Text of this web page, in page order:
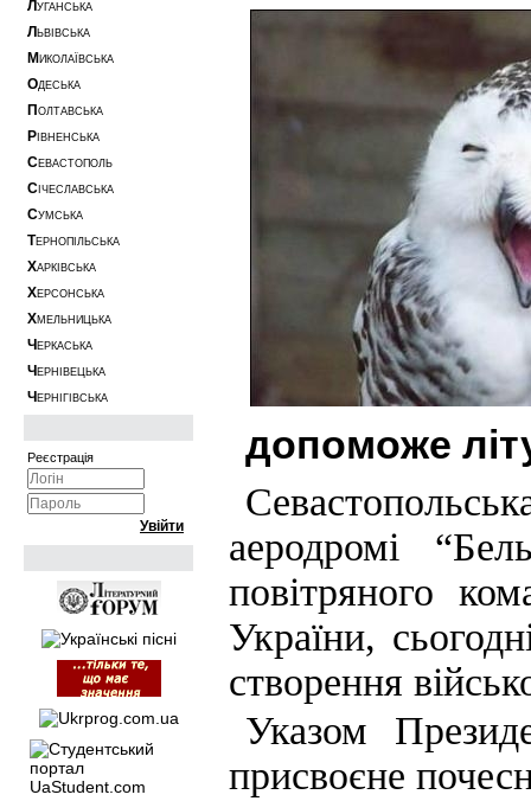
Л УГАНСЬКА
Л ЬВІВСЬКА
М ИКОЛАЇВСЬКА
ОДЕСЬКА
П ОЛТАВСЬКА
Р ІВНЕНСЬКА
СЕВАСТОПОЛЬ
С ІЧЕСЛАВСЬКА
СУМСЬКА
ТЕРНОПІЛЬСЬКА
ХАРКІВСЬКА
ХЕРСОНСЬКА
ХМЕЛЬНИЦЬКА
Ч ЕРКАСЬКА
Ч ЕРНІВЕЦЬКА
Ч ЕРНІГІВСЬКА
Реєстрація допоможе
аеродромі
повітряного
України,
створення
Указом
присвоєне